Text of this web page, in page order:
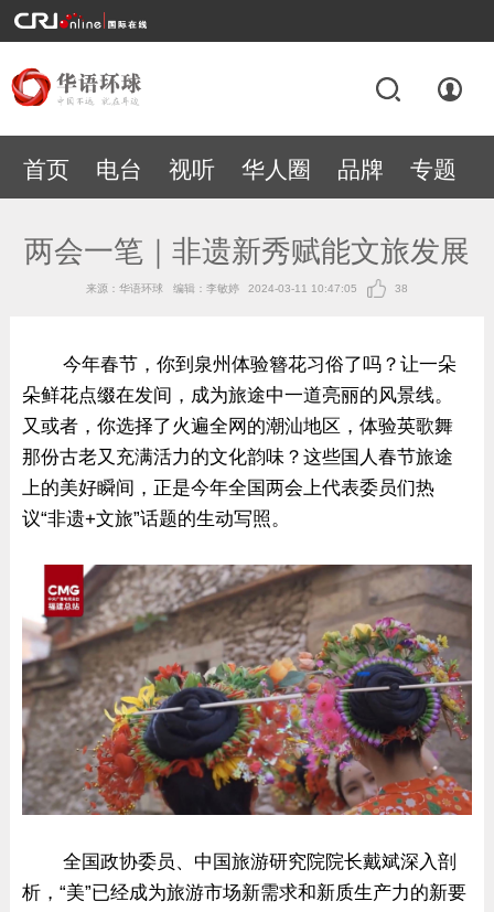
首页 电台 视听 华人圈 品牌 专题
两会一笔｜非遗新秀赋能文旅发展
来源：华语环球 编辑：李敏婷 2024-03-11 10:47:05 38
今年春节，你到泉州体验簪花习俗了吗？让一朵
朵鲜花点缀在发间，成为旅途中一道亮丽的风景线。
又或者，你选择了火遍全网的潮汕地区，体验英歌舞
那份古老又充满活力的文化韵味？这些国人春节旅途
上的美好瞬间，正是今年全国两会上代表委员们热
议“非遗+文旅”话题的生动写照。
全国政协委员、中国旅游研究院院长戴斌深入剖
析，“美”已经成为旅游市场新需求和新质生产力的新要